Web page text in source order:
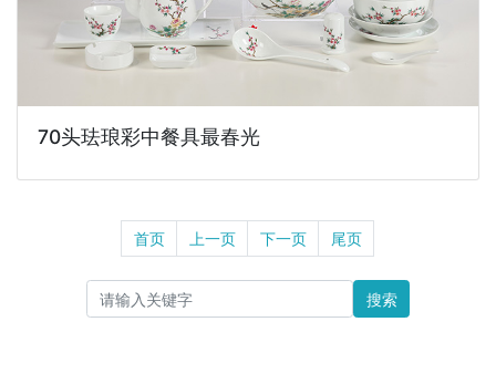
70头珐琅彩中餐具最春光
首页 上一页 下一页 尾页
搜索